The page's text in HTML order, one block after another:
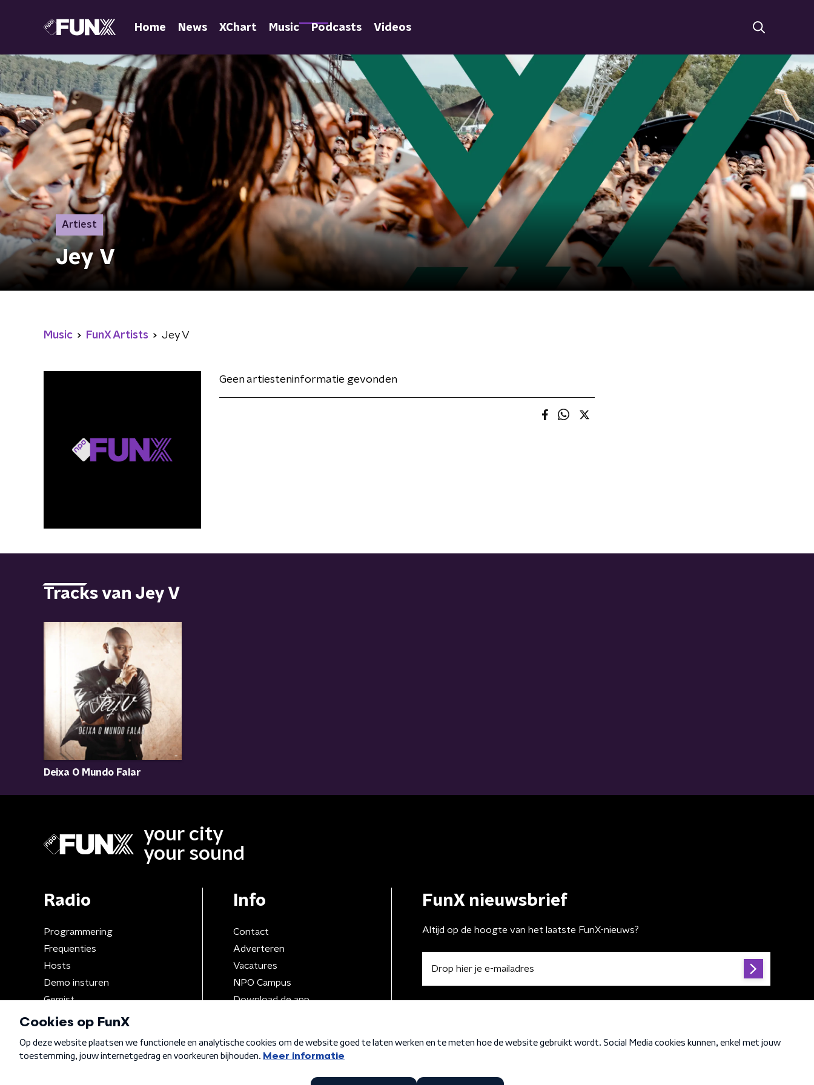
Home News XChart Music Podcasts Videos
Artiest
Jey V
Music FunX Artists Jey V
Geen artiesteninformatie gevonden
Tracks van Jey V
Deixa O Mundo Falar
your city
your sound
Radio
Programmering
Frequenties
Hosts
Demo insturen
Gemist
Info
Contact
Adverteren
Vacatures
NPO Campus
Download de app
FunX nieuwsbrief
Altijd op de hoogte van het laatste FunX-nieuws?
Algemene voorwaarden Privacybeleid